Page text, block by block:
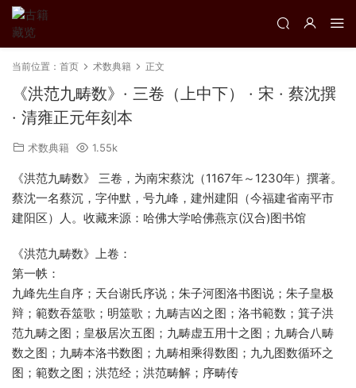
当前位置： 首页 术数典籍 正文
《洪范九畴数》· 三卷（上中下） · 宋 · 蔡沈撰
· 清雍正元年刻本
术数典籍 1.55k
《洪范九畴数》 三卷，为南宋蔡沈（1167年～1230年）撰著。
蔡沈一名蔡沉，字仲默，号九峰，建州建阳（今福建省南平市
建阳区）人。收藏来源：哈佛大学哈佛燕京(汉合)图书馆
《洪范九畴数》上卷：
第一帙：
九峰先生自序；天台谢氏序说；朱子河图洛书图说；朱子皇极
辩；範数吞筮歌；明筮歌；九畴吉凶之图；洛书範数；箕子洪
范九畴之图；皇极居次五图；九畴虚五用十之图；九畴合八畴
数之图；九畴本洛书数图；九畴相乘得数图；九九图数循环之
图；範数之图；洪范经；洪范畴解；序畴传